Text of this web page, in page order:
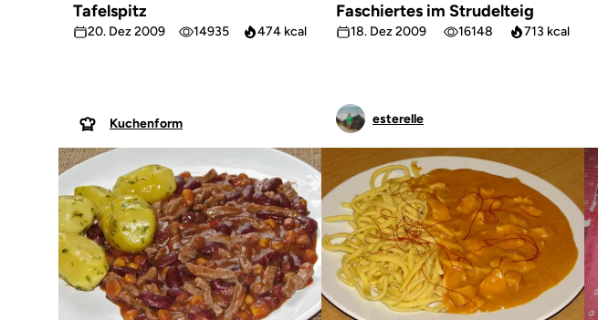
Tafelspitz
20. Dez 2009 14935 474 kcal
Kuchenform
Faschiertes im Strudelteig
18. Dez 2009 16148 713 kcal
esterelle